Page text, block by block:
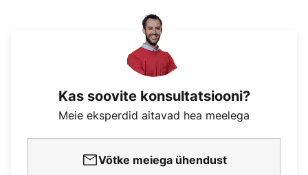
Kas soovite konsultatsiooni?
Meie eksperdid aitavad hea meelega
Võtke meiega ühendust